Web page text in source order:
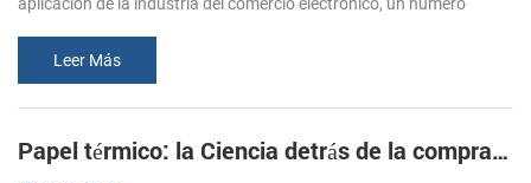
Leer Más
Papel térmico: la Ciencia detrás de la compra de entradas